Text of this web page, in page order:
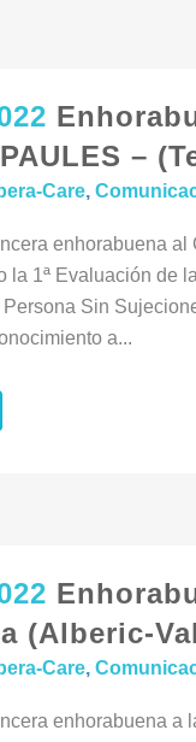
–
Care,
enhorabuena al
la 1ª Evaluación de
Sin
a...
(Alberic-
Care,
enhorabuena a